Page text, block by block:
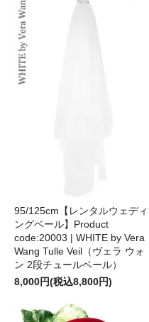
95/125cm【レンタルウェディ
ングベール】Product
code:20003 | WHITE by Vera
Wang Tulle Veil（ヴェラ ウォ
ン 2段チュールベール）
8,000円(税込8,800円)